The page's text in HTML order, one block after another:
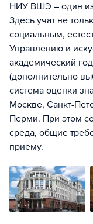
НИУ ВШЭ – один
Здесь учат не
социальным,
Управлению и
академический
(дополнительно
система оценки
Москве, Санкт-
Перми. При этом
среда, общие
приему.